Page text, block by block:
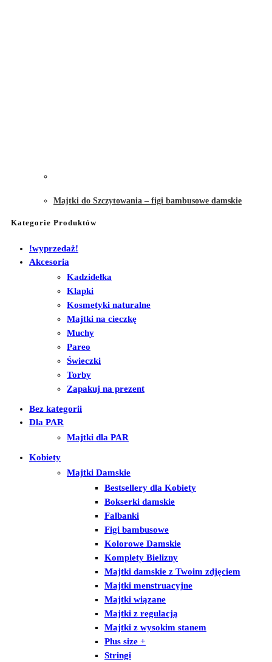
Majtki do Szczytowania – figi bambusowe damskie
Kategorie Produktów
!wyprzedaż!
Akcesoria
Kadzidełka
Klapki
Kosmetyki naturalne
Majtki na cieczkę
Muchy
Pareo
Świeczki
Torby
Zapakuj na prezent
Bez kategorii
Dla PAR
Majtki dla PAR
Kobiety
Majtki Damskie
Bestsellery dla Kobiety
Bokserki damskie
Falbanki
Figi bambusowe
Kolorowe Damskie
Komplety Bielizny
Majtki damskie z Twoim zdjęciem
Majtki menstruacyjne
Majtki wiązane
Majtki z regulacją
Majtki z wysokim stanem
Plus size +
Stringi